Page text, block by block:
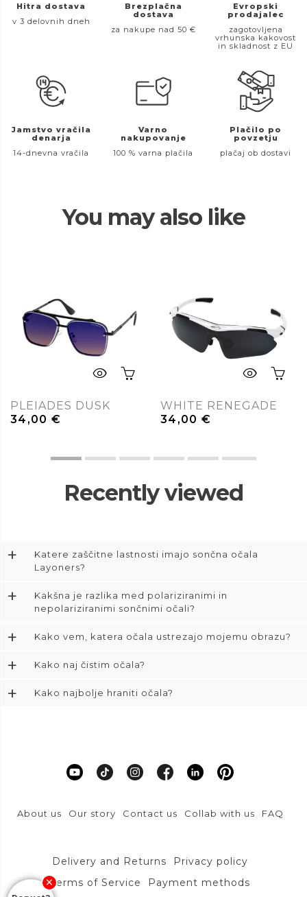
Hitra dostava
v 3 delovnih dneh
Brezplačna
dostava
za nakupe nad 50 €
Evropski
prodajalec
zagotovljena
vrhunska kakovost
in skladnost z EU
Jamstvo vračila
denarja
14-dnevna vračila
Varno
nakupovanje
100 % varna plačila
Plačilo po
povzetju
plačaj ob dostavi
You may also like
PLEIADES DUSK
34,00€
WHITE RENEGADE
34,00€
Recently viewed
+
Katere zaščitne lastnosti imajo sončna očala
Layoners?
+
Kakšna je razlika med polariziranimi in
nepolariziranimi sončnimi očali?
+ Kako vem, katera očala ustrezajo mojemu obrazu?
+ Kako naj čistim očala?
+ Kako najbolje hraniti očala?
About us Our story Contact us Collab with us FAQ
Delivery and Returns
Privacy policy
Terms of Service
Payment methods